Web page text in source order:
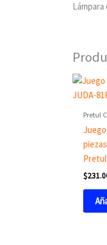
Lámpara
Pretul
Pretul
$